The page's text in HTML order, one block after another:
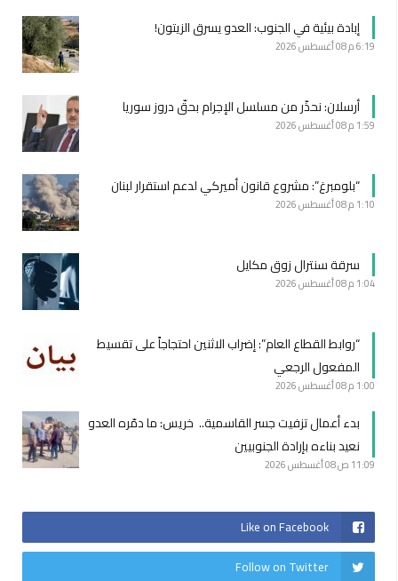
إبادة بيئية في الجنوب: العدو يسرق الزيتون!
6:19 م 08 أغسطس 2026
أرسلان: نحذّر من مسلسل الإجرام بحقّ دروز سوريا
1:59 م 08 أغسطس 2026
“بلومبرغ”: مشروع قانون أميركي لدعم استقرار لبنان
1:10 م 08 أغسطس 2026
سرقة سنترال زوق مكايل
1:04 م 08 أغسطس 2026
“روابط القطاع العام”: إضراب الاثنين احتجاجاً على تقسيط
المفعول الرجعي
1:00 م 08 أغسطس 2026
بدء أعمال تزفيت جسر القاسمية.. خريس: ما دمّره العدو
نعيد بناءه بإرادة الجنوبيين
11:09 ص 08 أغسطس 2026
Like on Facebook
Follow on Twitter